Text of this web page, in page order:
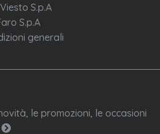
S.p.A
S.p.A
generali
le promozioni, le occasioni